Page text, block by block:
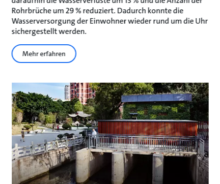
Rohrbrüche um 29 % reduziert. Dadurch konnte die
Wasserversorgung der Einwohner wieder rund um die Uhr
sichergestellt werden.
Mehr erfahren